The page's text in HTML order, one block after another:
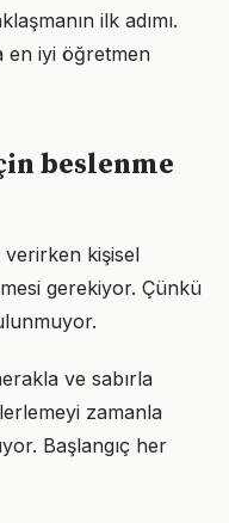
ilk adımı.
en iyi öğretmen
beslenme
verirken kişisel
gerekiyor. Çünkü
ve sabırla
zamanla
Başlangıç her